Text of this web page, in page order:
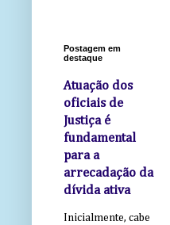
Postagem em
destaque
Atuação dos
oficiais de
Justiça é
fundamental
para a
arrecadação da
dívida ativa
Inicialmente, cabe